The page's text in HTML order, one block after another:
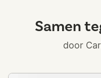
Samen
door